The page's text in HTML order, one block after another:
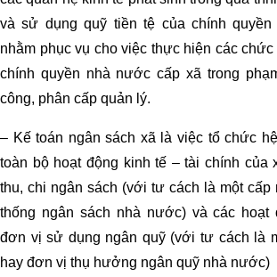
và sử dụng quỹ tiền tệ của chính
nhằm phục vụ cho việc thực hiện các
chính quyền nhà nước cấp xã trong
công, phân cấp quản lý.
– Kế toán ngân sách xã là việc tổ chức
toàn bộ hoạt động kinh tế – tài chính của
thu, chi ngân sách (với tư cách là một cấp
thống ngân sách nhà nước) và các hoạt
đơn vị sử dụng ngân quỹ (với tư cách là
hay đơn vị thụ hưởng ngân quỹ nhà nước)